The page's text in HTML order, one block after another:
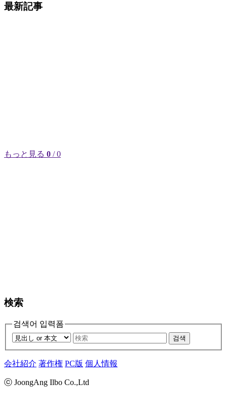
最新記事
もっと見る 0 / 0
検索
검색어 입력폼
검색
会社紹介 著作権 PC版 個人情報
ⓒ JoongAng Ilbo Co.,Ltd